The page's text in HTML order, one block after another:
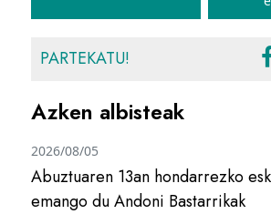
PARTEKATU!
Azken albisteak
Abuztuaren 13an hondarrezko
emango du Andoni Bastarrikak
2026/08/05